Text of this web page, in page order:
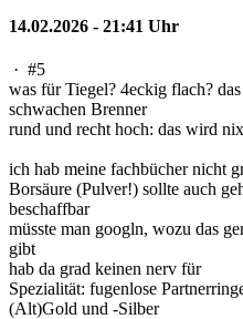
14.02.2026 - 21:41 Uhr
· #5
was für Tiegel? 4eckig flach?
schwachen Brenner
rund und recht hoch: das wird nix
ich hab meine fachbücher nicht
Borsäure (Pulver!) sollte auch
beschaffbar
müsste man googln, wozu das
gibt
hab da grad keinen nerv für
Spezialität: fugenlose
(Alt)Gold und -Silber